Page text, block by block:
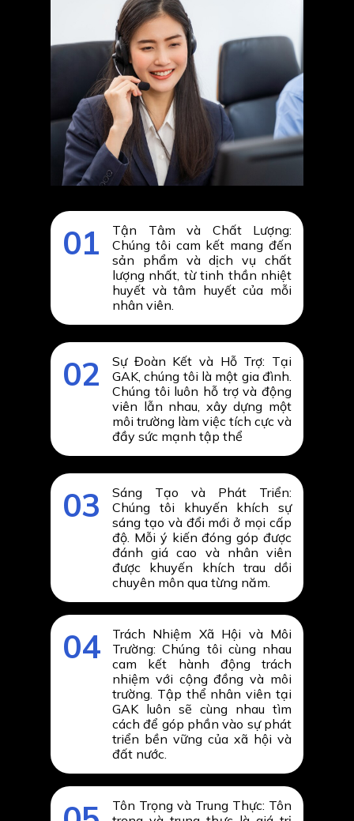
01
Tận Tâm và Chất Lượng:
Chúng tôi cam kết mang đến
sản phẩm và dịch vụ chất
lượng nhất, từ tinh thần nhiệt
huyết và tâm huyết của mỗi
nhân viên.
02
Sự Đoàn Kết và Hỗ Trợ: Tại
GAK, chúng tôi là một gia đình.
Chúng tôi luôn hỗ trợ và động
viên lẫn nhau, xây dựng một
môi trường làm việc tích cực và
đầy sức mạnh tập thể
03
Sáng Tạo và Phát Triển:
Chúng tôi khuyến khích sự
sáng tạo và đổi mới ở mọi cấp
độ. Mỗi ý kiến đóng góp được
đánh giá cao và nhân viên
được khuyến khích trau dồi
chuyên môn qua từng năm.
04
Trách Nhiệm Xã Hội và Môi
Trường: Chúng tôi cùng nhau
cam kết hành động trách
nhiệm với cộng đồng và môi
trường. Tập thể nhân viên tại
GAK luôn sẽ cùng nhau tìm
cách để góp phần vào sự phát
triển bền vững của xã hội và
đất nước.
Tôn Trọng và Trung Thực: Tôn